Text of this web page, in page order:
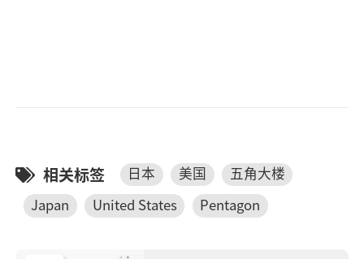
相关标签 日本 美国
五角大楼
Japan
United States Pentagon